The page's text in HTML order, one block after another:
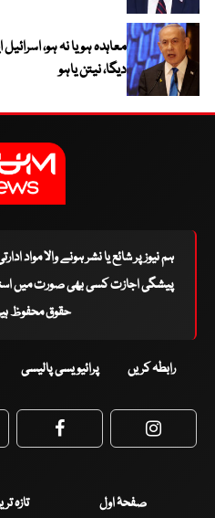
معاہدہ ہو یا نہ ہو،
دیگا، نیتن یاہو
ہم نیوز پر شائع یا نشر ہونے والا مواد
پیشگی اجازت کسی بھی صورت میں
حقوق محفوظ ہیں
رابطہ کریں پرائیویسی پالیسی
Facebook
صفحۂ اول تازہ